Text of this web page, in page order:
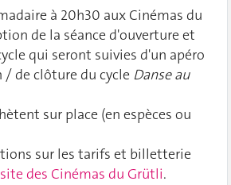
à 20h30 aux Cinémas du
de la séance d'ouverture et
qui seront suivies d'un apéro
/ de clôture du cycle Danse au
sur place (en espèces ou
sur les tarifs et billetterie
site des Cinémas du Grütli.